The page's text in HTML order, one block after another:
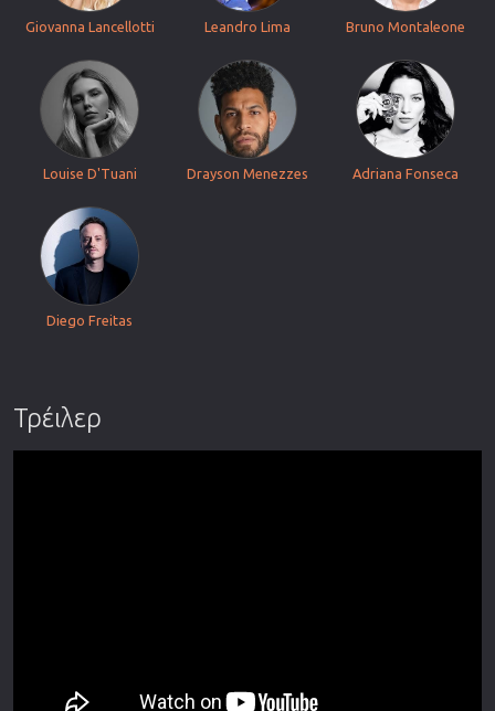
Giovanna Lancellotti Leandro Lima Bruno Montaleone
Louise D'Tuani Drayson Menezzes Adriana Fonseca
Diego Freitas
Τρέιλερ